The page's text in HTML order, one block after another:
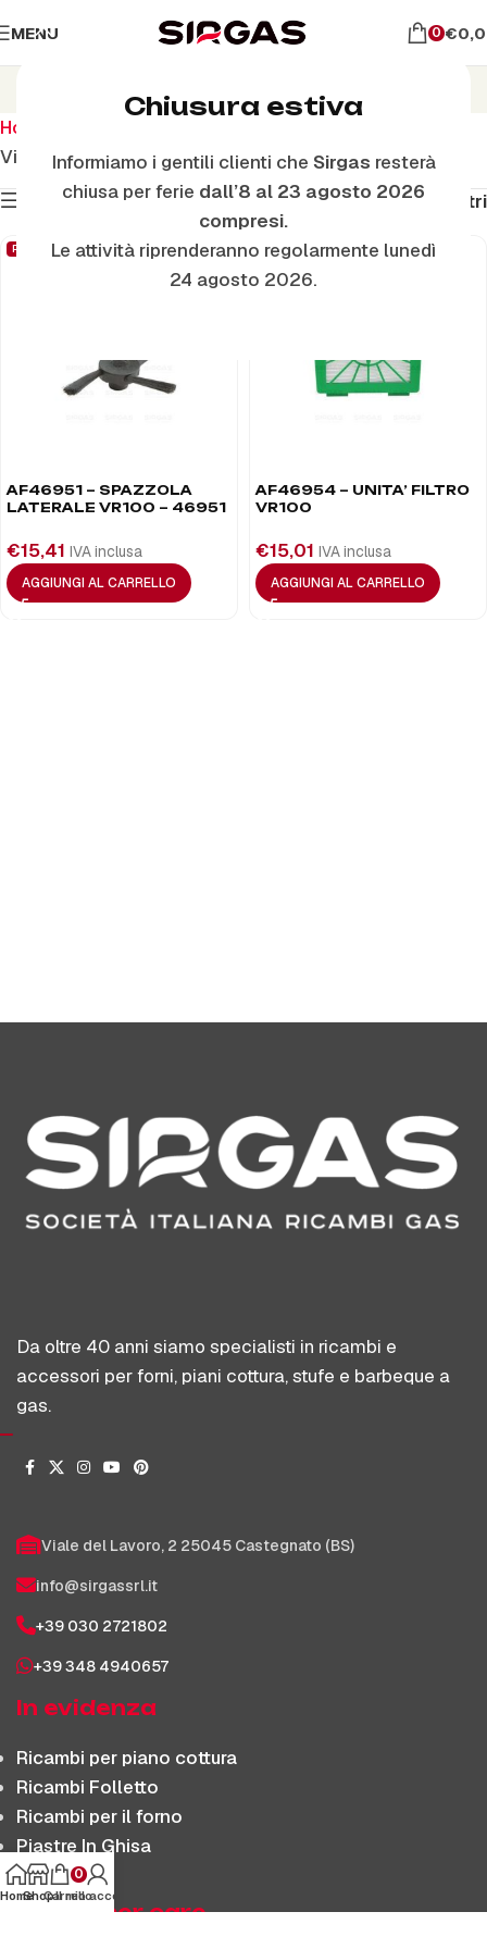
Chiusura estiva
Informiamo i gentili clienti che Sirgas resterà
chiusa per ferie dall’8 al 23 agosto 2026
compresi.
Le attività riprenderanno regolarmente lunedì
24 agosto 2026.
MENU 0 €
VR100
Home
Visualizzazione di 2 risultati
Mostra filtri
Filtri
RICAMBIO ORIGINALE
AF46951 – SPAZZOLA
LATERALE VR100 – 46951
€15,41 IVA inclusa
AGGIUNGI AL CARRELLO
RICAMBIO ORIGINALE
AF46954 – UNITA’ FILTRO
VR100
€15,01 IVA inclusa
AGGIUNGI AL CARRELLO
Da oltre 40 anni siamo specialisti in ricambi e
accessori per forni, piani cottura, stufe e barbeque a
gas.
Viale del Lavoro, 2 25045 Castegnato (BS)
info@sirgassrl.it
+39 030 2721802
+39 348 4940657
In evidenza
Ricambi per piano cottura
Ricambi Folletto
Ricambi per il forno
Piastre In Ghisa
Customer care
HomeShop
0
Carrello
Il mio account